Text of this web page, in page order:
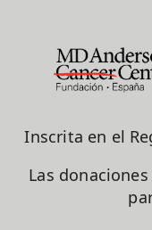
Inscrita en el
Las